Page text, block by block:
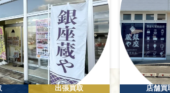
出張買取 店舗買